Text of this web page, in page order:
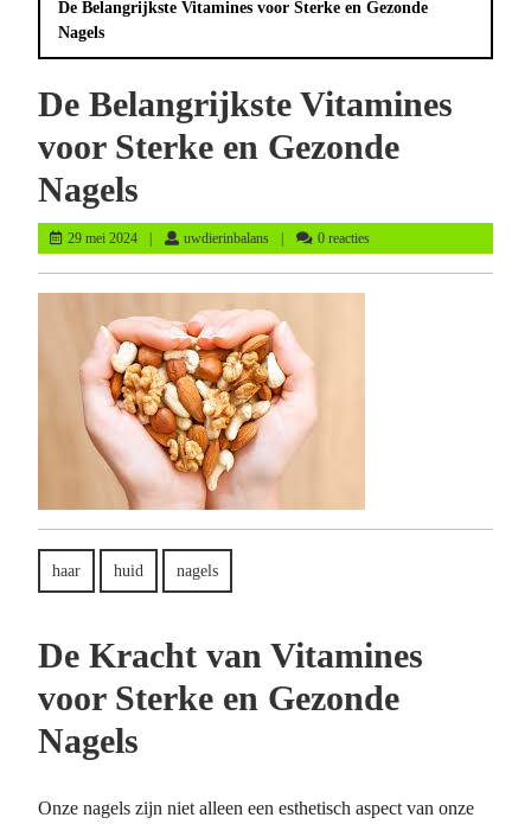
De Belangrijkste Vitamines voor Sterke en Gezonde
Nagels
De Belangrijkste Vitamines
voor Sterke en Gezonde
Nagels
29 mei 202429
mei
uwdierinbalansuwdierinbalans
0 reacties
haar huid nagels
De Kracht van Vitamines
voor Sterke en Gezonde
Nagels
Onze nagels zijn niet alleen een esthetisch aspect van onze